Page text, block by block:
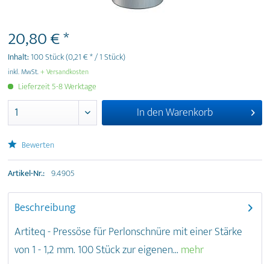
20,80 € *
Inhalt:100 Stück(0,21 € * / 1 Stück)
inkl. MwSt.+ Versandkosten
Lieferzeit 5-8 Werktage
In denWarenkorb
Bewerten
Artikel-Nr.: 9.4905
Beschreibung
Artiteq - Pressöse für Perlonschnüre mit einer Stärke
von 1 - 1,2 mm. 100 Stück zur eigenen... mehr